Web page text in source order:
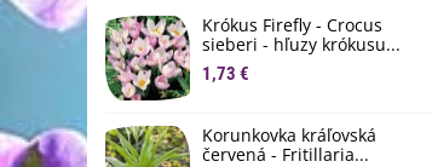
Krókus Firefly - Crocus
sieberi - hľuzy krókusu...
1,73 €
Korunkovka kráľovská
červená - Fritillaria...